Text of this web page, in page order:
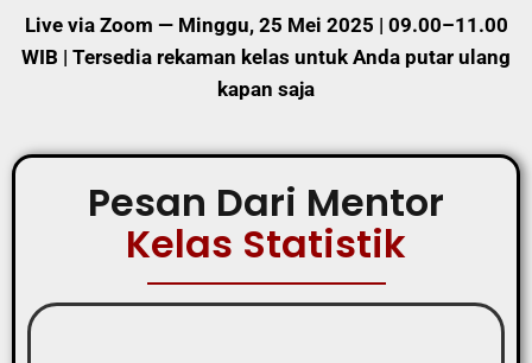
Live via Zoom — Minggu, 25 Mei 2025 | 09.00–11.00
WIB | Tersedia rekaman kelas untuk Anda putar ulang
kapan saja
Pesan Dari Mentor
Kelas Statistik